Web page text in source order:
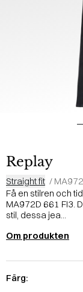
Replay
Straight fit /
Få en stilren och
MA972D 661 FI3.
stil, dessa jea...
Om produkten
Färg: